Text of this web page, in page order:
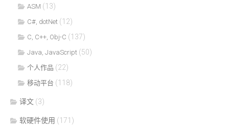
ASM (13)
C#, dotNet (12)
C, C++, Obj-C (137)
Java, JavaScript (50)
个人作品 (22)
移动平台 (118)
译文 (3)
软硬件使用 (171)